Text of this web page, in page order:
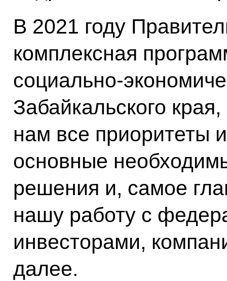
В 2021 году
комплексная
социально-
Забайкальского
нам все приоритеты
основные
решения и, самое
нашу работу с
инвесторами,
далее.